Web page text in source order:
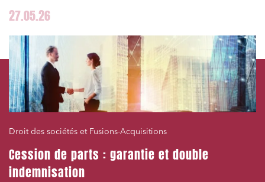
27.05.26
Droit des sociétés et Fusions-Acquisitions
Cession de parts : garantie et double
indemnisation